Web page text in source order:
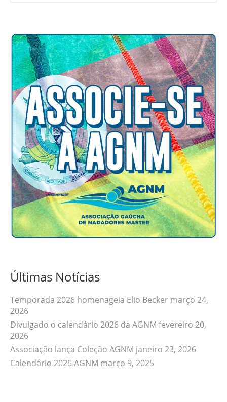
Últimas Notícias
Temporada 2026 homenageia Elio Becker março 24,
2026
Divulgado o calendário 2026 da AGNM fevereiro 20,
2026
Associação lança Coleção AGNM janeiro 23, 2026
Calendário 2025 AGNM março 9, 2025